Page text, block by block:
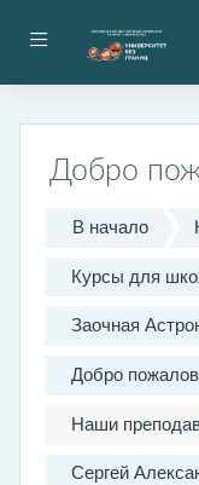
Боковая панель
Добро
В начало
Курсы для
Заочная
Добро
Наши
Сергей